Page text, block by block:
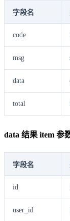
字段名
code
msg
data
total
data 结果 item 参
字段名
id
user_id